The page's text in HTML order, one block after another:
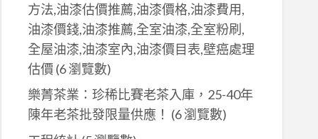
方法,油漆估價推薦,油漆價格,油漆費用,
油漆價錢,油漆推薦,全室油漆,全室粉刷,
全屋油漆,油漆室內,油漆價目表,壁癌處理
估價(6 瀏覽數)
樂菁茶業：珍稀比賽老茶入庫，25-40年
陳年老茶批發限量供應！ (6 瀏覽數)